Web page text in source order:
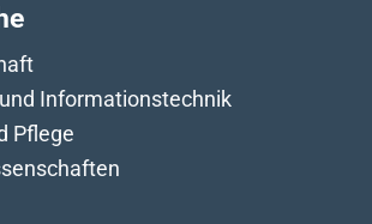
Informationstechnik
Pflege